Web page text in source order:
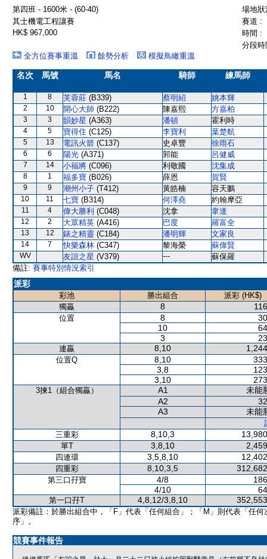
第四班 - 1600米 - (60-40)
場地
其士機電工程讓賽
賽道 :
HK$ 967,000
時間 :
分段
全方位賽事重溫
餘勢分析 模擬鳥瞰重溫
名次 馬號 馬名 騎師 練馬師
1 8 芙蓉莊 (B339) 蔡明紹 姚本輝
2 10 開心大師 (B222) 陳嘉熙 方嘉柏
3 3 韻妙星 (A363) 潘頓 霍利時
4 5 寶得住 (C125) 李寶利 葉楚航
5 13 電訊火箭 (C137) 史卓豐 徐雨石
6 6 陽光 (A371) 郭能 呂健威
7 14 小福將 (C096) 利敬國 沈集成
8 1 福多寶 (B026) 薛恩 賀賢
9 9 潮州小子 (T412) 黃皓楠 容天鵬
10 11 七寶 (B314) 何澤堯 約翰摩亞
11 4 偉大勝利 (C048) 沈拿 韋達
12 2 大眾精英 (A416) 巴度 羅富全
13 12 錶之精靈 (C184) 潘明輝 文家良
14 7 快樂森林 (C347) 黎海榮 蘇偉賢
WV 友誼之星 (V379) ---
蘇保羅
備註: 賽事特別情況索引
派彩
彩池 勝出組合
派彩 (HK$)
獨贏
8
位置 8
10
3
連贏 8,10
位置Q 8,10
3,8
3,10
3揀1（組合獨贏） A1
未能
A2
A3
未能
三重彩
8,10,3
單T 3,8,10
四連環 3,5,8,10
四重彩 8,10,3,5
第三口孖寶 4/8
4/10
第一口孖T 4,8,12/3,8,10
派彩備註：於勝出組合中，「F」代表「任何組合」；「M」則代表「任何
序」。
競賽事件報告